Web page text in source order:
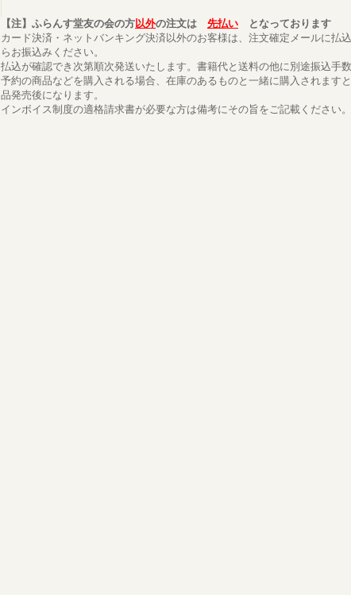
【注】ふらんす堂友の会の方以外の注文は 先払い となっております
カード決済・ネットバンキング決済以外のお客様は、注文確定メールに払
らお振込みください。
払込が確認でき次第順次発送いたします。書籍代と送料の他に別途振込手数
予約の商品などを購入される場合、在庫のあるものと一緒に購入されます
品発売後になります。
インボイス制度の適格請求書が必要な方は備考にその旨をご記載ください。